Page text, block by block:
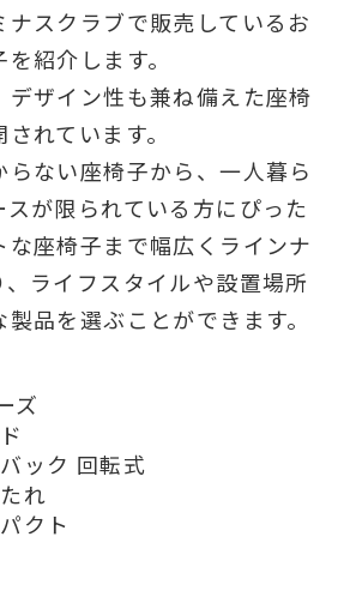
ナスクラブで販売しているお
紹介します。
デザイン性も兼ね備えた座椅
れています。
ない座椅子から、一人暮ら
スが限られている方にぴった
な座椅子まで幅広くラインナ
、ライフスタイルや設置場所
品を選ぶことができます。
ズ
ック 回転式
れ
クト